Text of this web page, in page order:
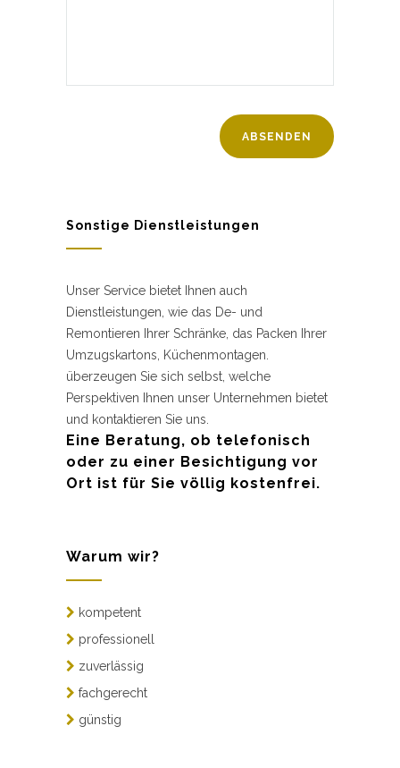
Sonstige Dienstleistungen
Unser Service bietet Ihnen auch
Dienstleistungen, wie das De- und
Remontieren Ihrer Schränke, das Packen Ihrer
Umzugskartons, Küchenmontagen.
überzeugen Sie sich selbst, welche
Perspektiven Ihnen unser Unternehmen bietet
und kontaktieren Sie uns.
Eine Beratung, ob telefonisch
oder zu einer Besichtigung vor
Ort ist für Sie völlig kostenfrei.
Warum wir?
kompetent
professionell
zuverlässig
fachgerecht
günstig